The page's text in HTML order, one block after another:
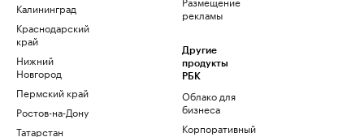
Калининград
Краснодарский
край
Нижний
Новгород
Пермский край
Ростов-на-Дону
Татарстан
рекламы
Другие
продукты
РБК
Облако для
бизнеса
Корпоративный